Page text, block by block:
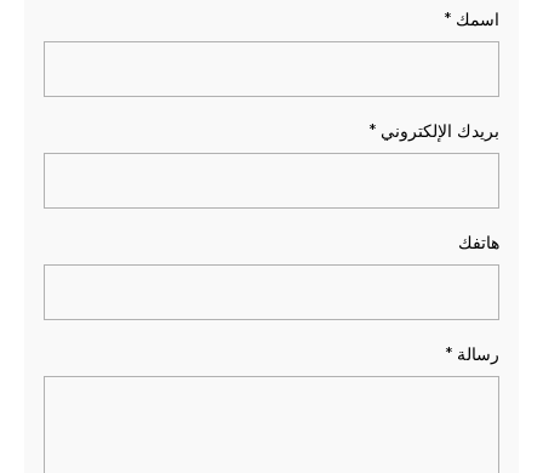
اسمك *
بريدك الإلكتروني *
هاتفك
رسالة *